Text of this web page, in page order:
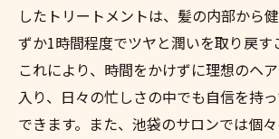
したトリートメントは、髪の内部から
ずか1時間程度でツヤと潤いを取り戻す
これにより、時間をかけずに理想のヘ
入り、日々の忙しさの中でも自信を持
できます。また、池袋のサロンでは個